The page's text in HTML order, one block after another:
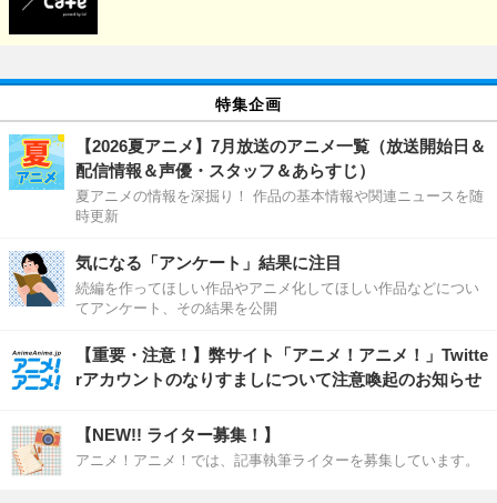
特集企画
【2026夏アニメ】7月放送のアニメ一覧（放送開始日＆
配信情報＆声優・スタッフ＆あらすじ）
夏アニメの情報を深掘り！ 作品の基本情報や関連ニュースを随
時更新
気になる「アンケート」結果に注目
続編を作ってほしい作品やアニメ化してほしい作品などについ
てアンケート、その結果を公開
【重要・注意！】弊サイト「アニメ！アニメ！」Twitte
rアカウントのなりすましについて注意喚起のお知らせ
【NEW!! ライター募集！】
アニメ！アニメ！では、記事執筆ライターを募集しています。